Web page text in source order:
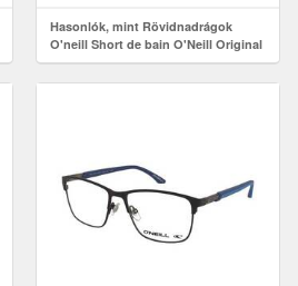
Hasonlók, mint Rövidnadrágok
O'neill Short de bain O'Neill Original
Cali bleu